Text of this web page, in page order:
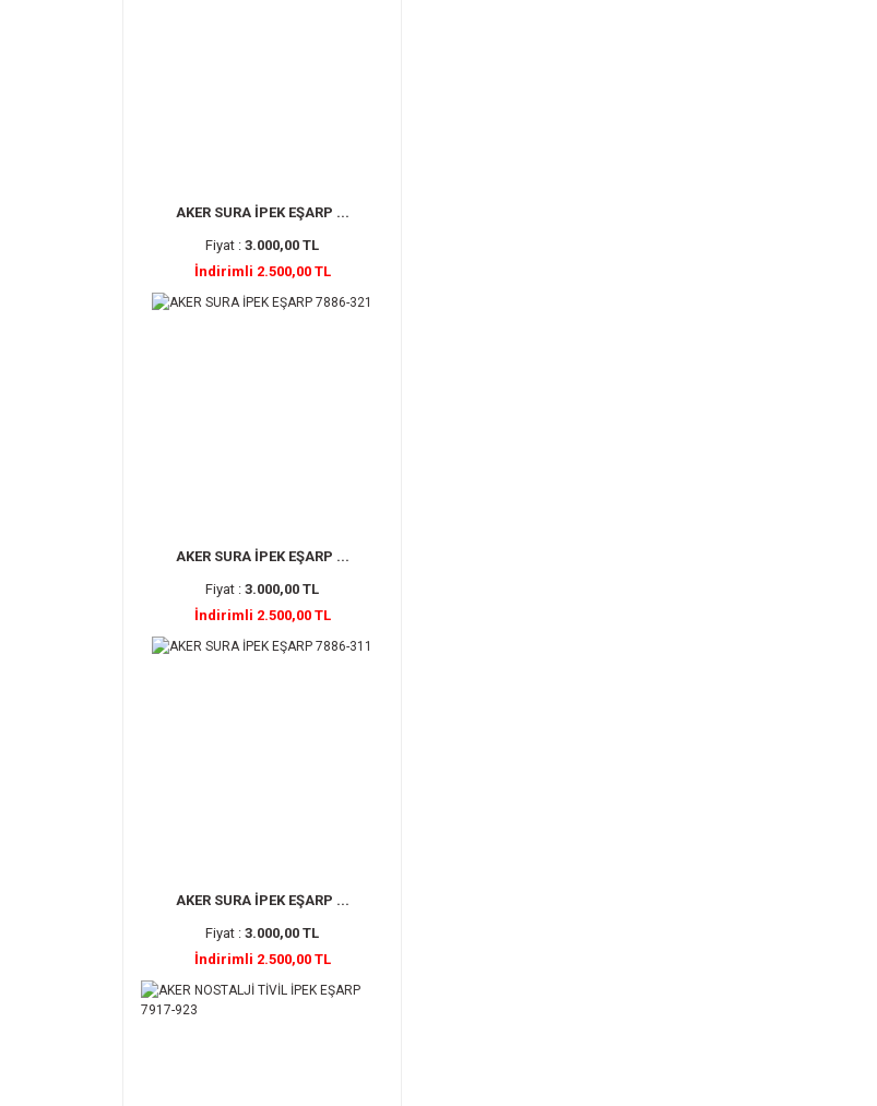
AKER SURA İPEK EŞARP ...
Fiyat : 3.000,00 TL
İndirimli 2.500,00 TL
AKER SURA İPEK EŞARP ...
Fiyat : 3.000,00 TL
İndirimli 2.500,00 TL
AKER SURA İPEK EŞARP ...
Fiyat : 3.000,00 TL
İndirimli 2.500,00 TL